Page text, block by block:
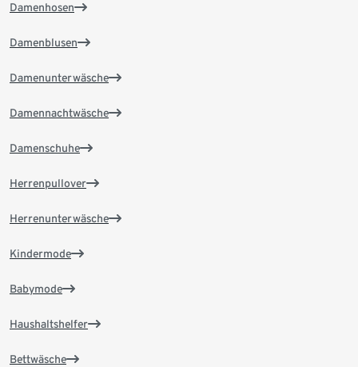
Damenhosen
Damenblusen
Damenunterwäsche
Damennachtwäsche
Damenschuhe
Herrenpullover
Herrenunterwäsche
Kindermode
Babymode
Haushaltshelfer
Bettwäsche